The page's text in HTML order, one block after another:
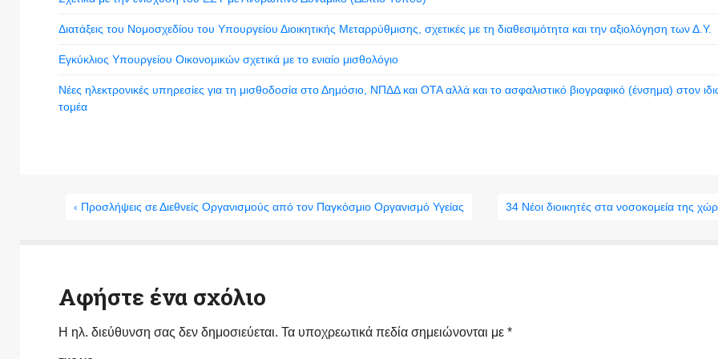
Διατάξεις του Νομοσχεδίου του Υπουργείου Διοικητικής Μεταρρύθμισης, σχετικές με τη διαθεσιμότητα και την αξιολόγηση των Δ.Υ.
Εγκύκλιος Υπουργείου Οικονομικών σχετικά με το ενιαίο μισθολόγιο
Νέες ηλεκτρονικές υπηρεσίες για τη μισθοδοσία στο Δημόσιο, ΝΠΔΔ και ΟΤΑ αλλά και το ασφαλιστικό βιογραφικό (ένσημα) στον
τομέα
‹ Προσλήψεις σε Διεθνείς Οργανισμούς από τον Παγκόσμιο Οργανισμό Υγείας 34 Νέοι διοικητές στα νοσοκομεία της
Αφήστε ένα σχόλιο
Η ηλ. διεύθυνση σας δεν δημοσιεύεται. Τα υποχρεωτικά πεδία σημειώνονται με *